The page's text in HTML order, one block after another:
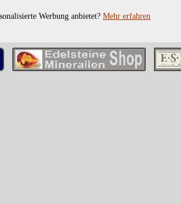
Werbung anbietet? Mehr erfahren